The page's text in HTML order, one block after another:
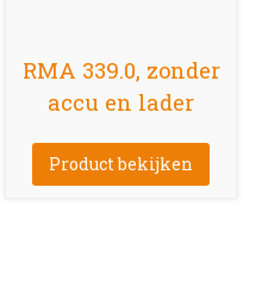
RMA 339.0, zonder
accu en lader
Product bekijken